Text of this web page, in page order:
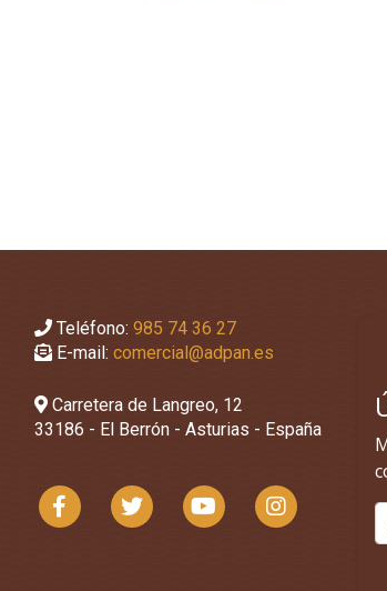
Teléfono: 985 74 36 27
E-mail: comercial@adpan.es
Carretera de Langreo, 12
33186 - El Berrón - Asturias - España